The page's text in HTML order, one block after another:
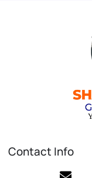
Contact Info